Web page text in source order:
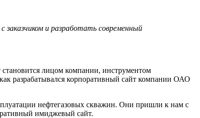
заказчиком и разработать современный
становится лицом компании, инструментом
разрабатывался корпоративный сайт компании ОАО
нефтегазовых скважин. Они пришли к нам с
имиджевый сайт.